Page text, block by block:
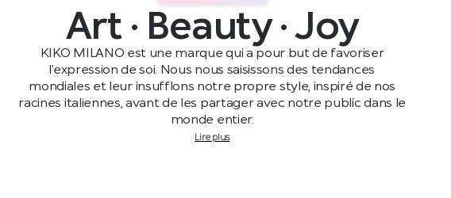
Art · Beauty · Joy
KIKO MILANO est une marque qui a pour but de favoriser
l’expression de soi. Nous nous saisissons des tendances
mondiales et leur insufflons notre propre style, inspiré de nos
racines italiennes, avant de les partager avec notre public dans le
monde entier.
Lire plus